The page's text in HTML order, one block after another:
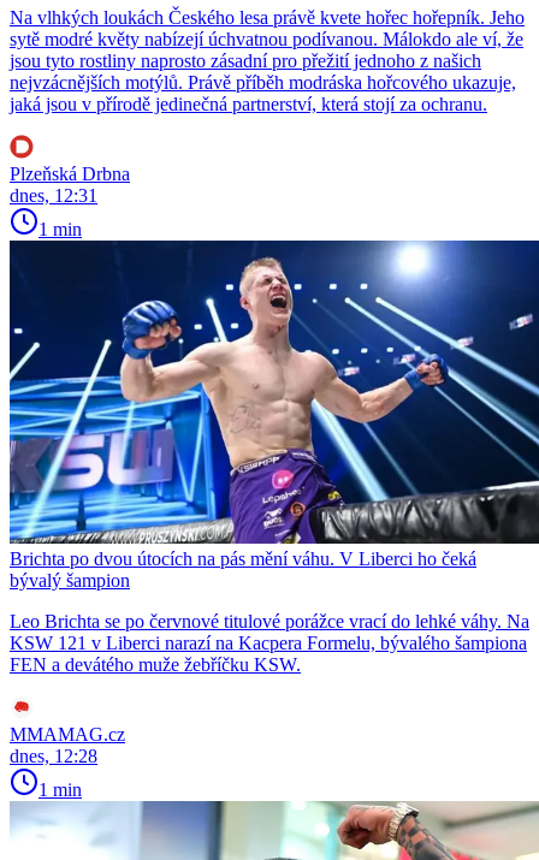
Na vlhkých loukách Českého lesa právě kvete hořec hořepník. Jeho
sytě modré květy nabízejí úchvatnou podívanou. Málokdo ale ví, že
jsou tyto rostliny naprosto zásadní pro přežití jednoho z našich
nejvzácnějších motýlů. Právě příběh modráska hořcového ukazuje,
jaká jsou v přírodě jedinečná partnerství, která stojí za ochranu.
Plzeňská Drbna
dnes, 12:31
1 min
Brichta po dvou útocích na pás mění váhu. V Liberci ho čeká
bývalý šampion
Leo Brichta se po červnové titulové porážce vrací do lehké váhy. Na
KSW 121 v Liberci narazí na Kacpera Formelu, bývalého šampiona
FEN a devátého muže žebříčku KSW.
MMAMAG.cz
dnes, 12:28
1 min